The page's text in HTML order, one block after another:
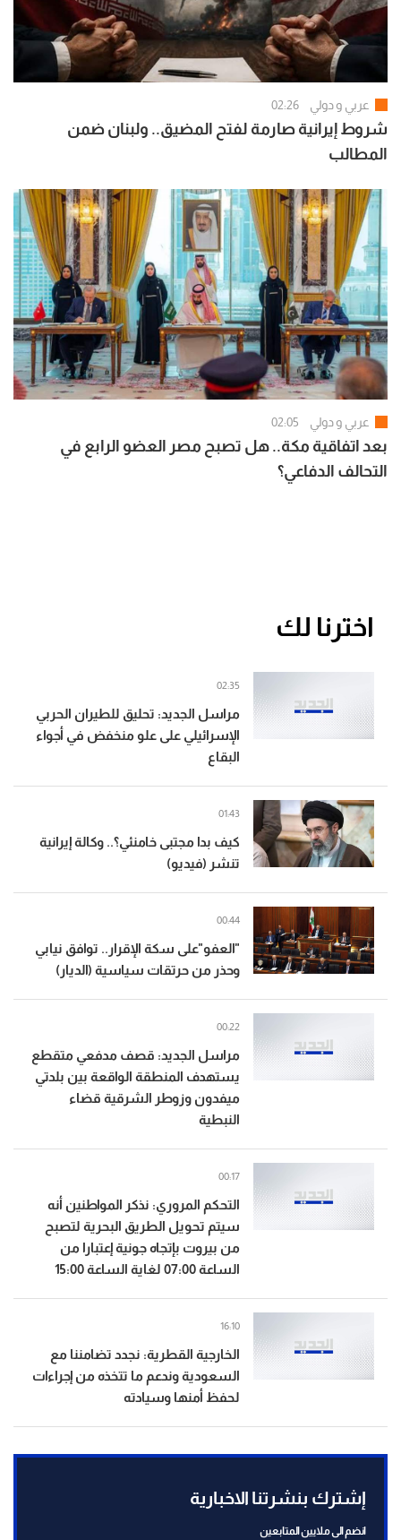
عربي و دولي 02:26
شروط إيرانية صارمة لفتح المضيق.. ولبنان ضمن
المطالب
عربي و دولي 02:05
بعد اتفاقية مكة.. هل تصبح مصر العضو الرابع في
التحالف الدفاعي؟
اخترنا لك
مراسل الجديد: تحليق للطيران الحربي
الإسرائيلي على علو منخفض في أجواء
البقاع
02:35
كيف بدا مجتبى خامنئي؟.. وكالة إيرانية
تنشر (فيديو)
01:43
"العفو"على سكة الإقرار.. توافق نيابي
وحذر من حرتقات سياسية (الديار)
00:44
مراسل الجديد: قصف مدفعي متقطع
يستهدف المنطقة الواقعة بين بلدتي
ميفدون وزوطر الشرقية قضاء
النبطية
00:22
التحكم المروري: نذكر المواطنين أنه
سيتم تحويل الطريق البحرية لتصبح
من بيروت بإتجاه جونية إعتبارا من
الساعة 07:00 لغاية الساعة 15:00
00:17
الخارجية القطرية: نجدد تضامننا مع
السعودية وندعم ما تتخذه من إجراءات
لحفظ أمنها وسيادته
16:10
إشترك بنشرتنا الاخبارية
انضم الى ملايين المتابعين